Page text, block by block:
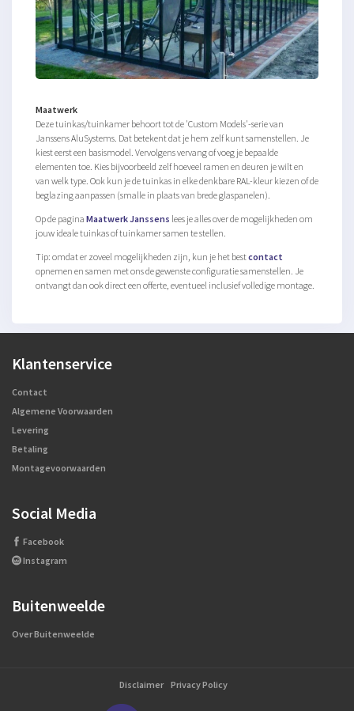
Maatwerk
Deze tuinkas/tuinkamer behoort tot de 'Custom Models'-serie van
Janssens AluSystems. Dat betekent dat je hem zelf kunt samenstellen. Je
kiest eerst een basismodel. Vervolgens vervang of voeg je bepaalde
elementen toe. Kies bijvoorbeeld zelf hoeveel ramen en deuren je wilt en
van welk type. Ook kun je de tuinkas in elke denkbare RAL-kleur kiezen of de
beglazing aanpassen (smalle in plaats van brede glaspanelen).
Op de pagina Maatwerk Janssens lees je alles over de mogelijkheden om
jouw ideale tuinkas of tuinkamer samen te stellen.
Tip: omdat er zoveel mogelijkheden zijn, kun je het bestcontact
opnemen en samen met ons de gewenste configuratie samenstellen. Je
ontvangt dan ook direct een offerte, eventueel inclusief volledige montage.
Klantenservice
Contact
Algemene Voorwaarden
Levering
Betaling
Montagevoorwaarden
Social Media
Facebook
Instagram
Buitenweelde
Over Buitenweelde
Disclaimer Privacy Policy